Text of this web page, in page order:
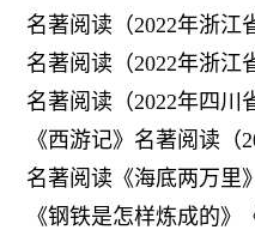
名著阅读（2022年浙江
名著阅读（2022年浙江
名著阅读（2022年四川
《西游记》名著阅读（
名著阅读《海底两万里
《钢铁是怎样炼成的